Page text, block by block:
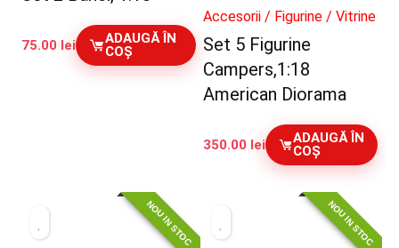
75.00 lei
ADAUGĂ ÎN
COȘ
Accesorii / Figurine / Vitrine
Set 5 Figurine
Campers,1:18
American Diorama
350.00 lei
ADAUGĂ ÎN
COȘ
NOU IN STOC NOU IN STOC